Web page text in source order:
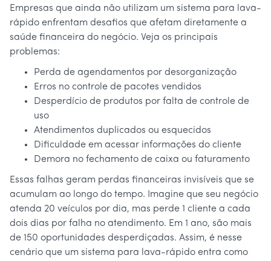
Empresas que ainda não utilizam um sistema para lava-
rápido enfrentam desafios que afetam diretamente a
saúde financeira do negócio. Veja os principais
problemas:
Perda de agendamentos por desorganização
Erros no controle de pacotes vendidos
Desperdício de produtos por falta de controle de
uso
Atendimentos duplicados ou esquecidos
Dificuldade em acessar informações do cliente
Demora no fechamento de caixa ou faturamento
Essas falhas geram perdas financeiras invisíveis que se
acumulam ao longo do tempo. Imagine que seu negócio
atenda 20 veículos por dia, mas perde 1 cliente a cada
dois dias por falha no atendimento. Em 1 ano, são mais
de 150 oportunidades desperdiçadas. Assim, é nesse
cenário que um sistema para lava-rápido entra como